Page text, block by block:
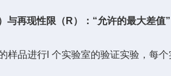
与再现性限（R）：“允许的最大差值”
品进行l 个实验室的验证实验，每个